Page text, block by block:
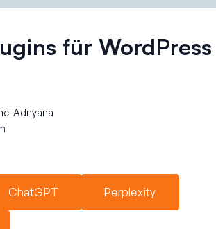
für WordPress
Adnyana
ChatGPT Perplexity